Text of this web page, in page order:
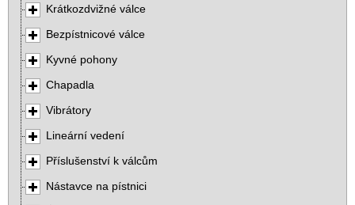
Krátkozdvižné válce
Bezpístnicové válce
Kyvné pohony
Chapadla
Vibrátory
Lineární vedení
Příslušenství k válcům
Nástavce na pístnici